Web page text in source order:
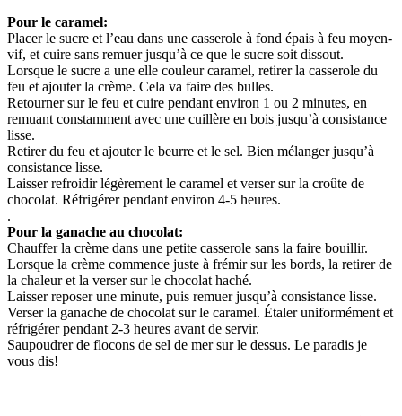
Pour le caramel:
Placer le sucre et l’eau dans une casserole à fond épais à feu moyen-
vif, et cuire sans remuer jusqu’à ce que le sucre soit dissout.
Lorsque le sucre a une elle couleur caramel, retirer la casserole du
feu et ajouter la crème. Cela va faire des bulles.
Retourner sur le feu et cuire pendant environ 1 ou 2 minutes, en
remuant constamment avec une cuillère en bois jusqu’à consistance
lisse.
Retirer du feu et ajouter le beurre et le sel. Bien mélanger jusqu’à
consistance lisse.
Laisser refroidir légèrement le caramel et verser sur la croûte de
chocolat. Réfrigérer pendant environ 4-5 heures.
.
Pour la ganache au chocolat:
Chauffer la crème dans une petite casserole sans la faire bouillir.
Lorsque la crème commence juste à frémir sur les bords, la retirer de
la chaleur et la verser sur le chocolat haché.
Laisser reposer une minute, puis remuer jusqu’à consistance lisse.
Verser la ganache de chocolat sur le caramel. Étaler uniformément et
réfrigérer pendant 2-3 heures avant de servir.
Saupoudrer de flocons de sel de mer sur le dessus. Le paradis je
vous dis!